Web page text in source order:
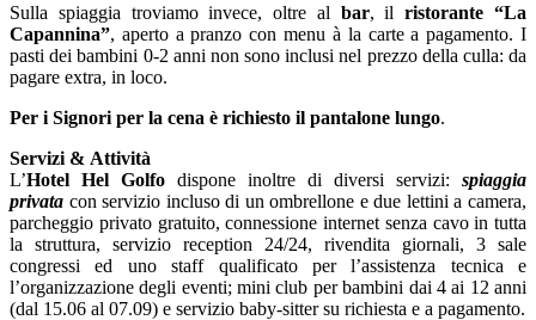
Sulla spiaggia troviamo invece, oltre al bar, ilristorante “La
Capannina”, aperto a pranzo con menu à la carte a pagamento. I
pasti dei bambini 0-2 anni non sono inclusi nel prezzo della culla: da
pagare extra, in loco.
Per i Signori per la cena è richiesto il pantalone lungo.
Servizi & Attività
L’Hotel Hel Golfo dispone inoltre di diversi servizi: spiaggia
privata con servizio incluso di un ombrellone e due lettini a camera,
parcheggio privato gratuito, connessione internet senza cavo in tutta
la struttura, servizio reception 24/24, rivendita giornali, 3 sale
congressi ed uno staff qualificato per l’assistenza tecnica e
l’organizzazione degli eventi; mini club per bambini dai 4 ai 12 anni
(dal 15.06 al 07.09) e servizio baby-sitter su richiesta e a pagamento.